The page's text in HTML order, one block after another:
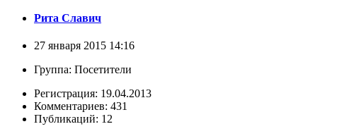
Рита Славич
27 января 2015 14:16
Группа: Посетители
Регистрация: 19.04.2013
Комментариев: 431
Публикаций: 12